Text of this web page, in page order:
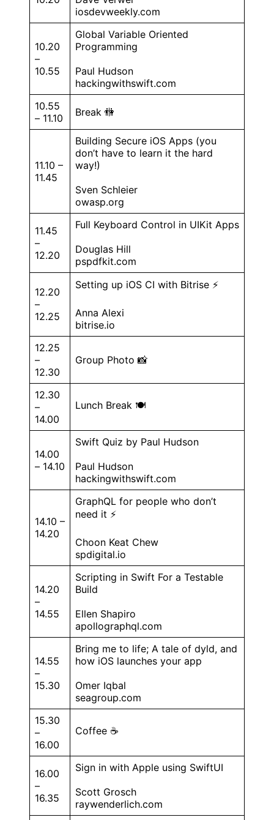
iosdevweekly.com
10.20
–
10.55
Global Variable Oriented
Programming
Paul Hudson
hackingwithswift.com
10.55
– 11.10
Break 🚻
11.10 –
11.45
Building Secure iOS Apps (you
don’t have to learn it the hard
way!)
Sven Schleier
owasp.org
11.45
–
12.20
Full Keyboard Control in UIKit Apps
Douglas Hill
pspdfkit.com
12.20
–
12.25
Setting up iOS CI with Bitrise ⚡️
Anna Alexi
bitrise.io
12.25
–
12.30
Group Photo 📸
12.30
–
14.00
Lunch Break 🍽
14.00
– 14.10
Swift Quiz by Paul Hudson
Paul Hudson
hackingwithswift.com
14.10 –
14.20
GraphQL for people who don’t
need it ⚡️
Choon Keat Chew
spdigital.io
14.20
–
14.55
Scripting in Swift For a Testable
Build
Ellen Shapiro
apollographql.com
14.55
–
15.30
Bring me to life; A tale of dyld, and
how iOS launches your app
Omer Iqbal
seagroup.com
15.30
–
16.00
Coffee ☕️
16.00
–
16.35
Sign in with Apple using SwiftUI
Scott Grosch
raywenderlich.com